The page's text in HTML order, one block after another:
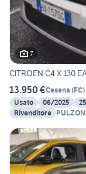
7
CITROEN C4 X 130
13.950 €Cesena (FC)
Usato
06/2025
Rivenditore